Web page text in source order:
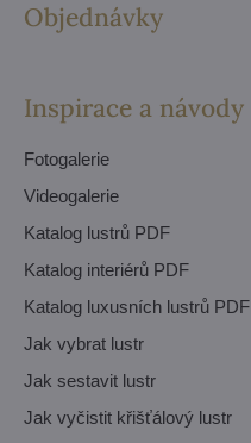
Objednávky
Inspirace a návody
Fotogalerie
Videogalerie
Katalog lustrů PDF
Katalog interiérů PDF
Katalog luxusních lustrů PDF
Jak vybrat lustr
Jak sestavit lustr
Jak vyčistit křišťálový lustr